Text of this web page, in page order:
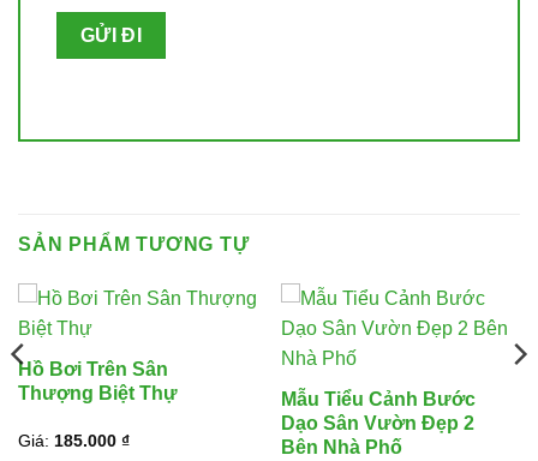
SẢN PHẨM TƯƠNG TỰ
Hồ Bơi Trên Sân
Thượng Biệt Thự
Giá: 185.000 ₫
Mẫu Tiểu Cảnh Bước
Dạo Sân Vườn Đẹp 2
Bên Nhà Phố